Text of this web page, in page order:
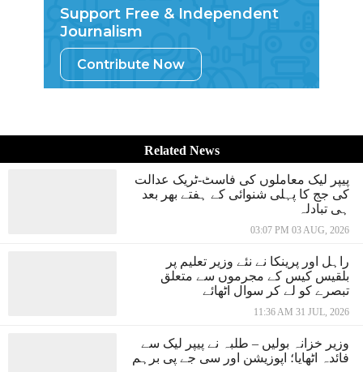
Support Free & Independent
Journalism
Contribute Now
Related News
پیپر لیک معاملوں کی فاسٹ-ٹریک عدالت
کی جج کا پہلی شنوائی کے ہفتے بھر بعد
ہی تبادلہ
03:07 PM 03 AUG, 2026
راہل اور پرینکا نے نئے وزیر تعلیم پر
بلقیس کیس کے مجرموں سے متعلق
تبصرے کو لے کر سوال اٹھائے
11:36 AM 31 JUL, 2026
وزیر خزانہ بولیں – طلبہ نے پیپر لیک سے
فائدہ اٹھایا؛ اپوزیشن اور سی جے پی برہم